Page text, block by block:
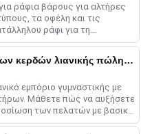
ράφια βάρους για αλτήρες
τα οφέλη και τις
ράφι για τη
σας sp......
Αξεσουάρ αλτήρων: Αύξηση των κερδών λιανικής πώλησης
εμπόριο γυμναστικής με
Μάθετε πώς να αυξήσετε
των πελατών με βασικά